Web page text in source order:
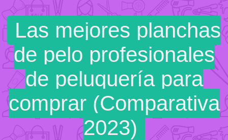
Las mejores planchas
de pelo profesionales
de peluquería para
comprar (Comparativa
2023)